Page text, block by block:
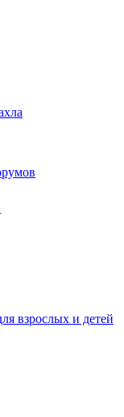
взрослых и детей